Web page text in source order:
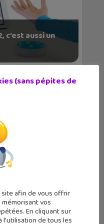
c’est aussi un
(sans pépites de
afin de vous offrir
vos
En cliquant sur
l'utilisation de tous les